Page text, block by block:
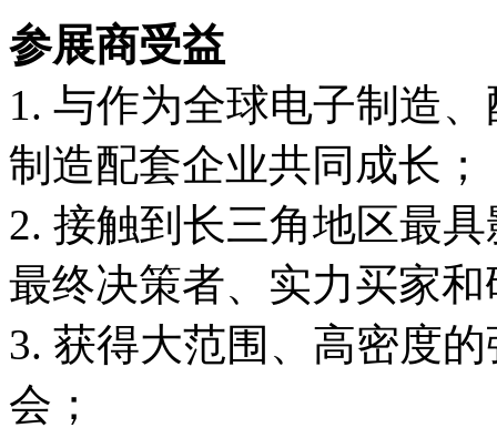
参展商受益
1. 与作为全球电子制造
制造配套企业共同成长；
2. 接触到长三角地区最
最终决策者、实力买家
3. 获得大范围、高密度
会；